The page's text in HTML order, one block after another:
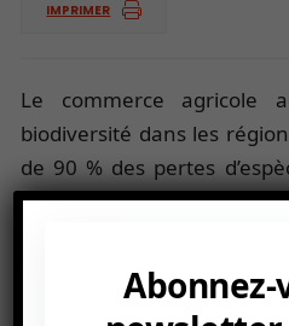
IMPRIMER
Le commerce agricole
biodiversité dans les
de 90 % des pertes
des terres pour les
d’ETH/Zurich (École
ont utilisé des
Abonnez-